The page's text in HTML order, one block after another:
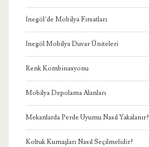
İnegöl’de Mobilya Fırsatları
İnegöl Mobilya Duvar Üniteleri
Renk Kombinasyonu
Mobilya Depolama Alanları
Mekanlarda Perde Uyumu Nasıl Yakalanır?
Koltuk Kumaşları Nasıl Seçilmelidir?